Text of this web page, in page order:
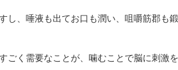
し、唾液も出てお口も潤い、咀嚼筋郡も
ごく需要なことが、噛むことで脳に刺激